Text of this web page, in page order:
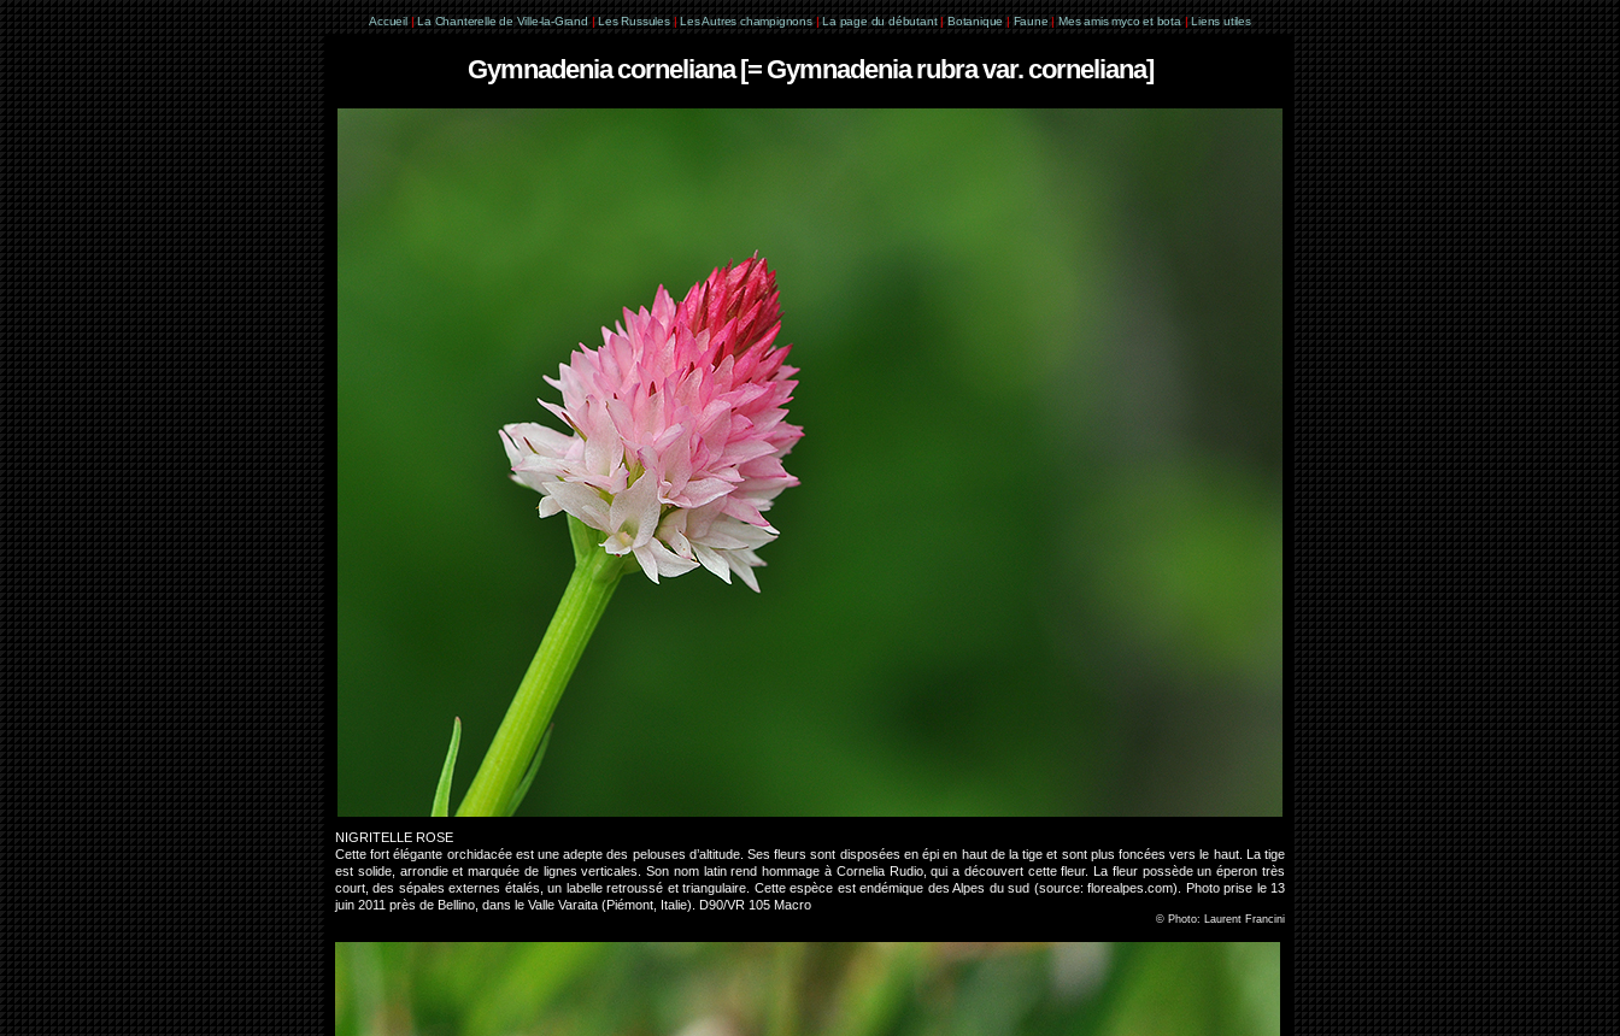
Accueil | La Chanterelle de Ville-la-Grand | Les Russules | Les Autres champignons | La page du débutant | Botanique | Faune | Mes amis myco et bota | Liens utiles
Gymnadenia corneliana [= Gymnadenia rubra var. corneliana]
NIGRITELLE ROSE
Cette fort élégante orchidacée est une adepte des pelouses d’altitude. Ses fleurs sont disposées en épi en haut de la tige et sont plus foncées vers le haut. La tige
est solide, arrondie et marquée de lignes verticales. Son nom latin rend hommage à Cornelia Rudio, qui a découvert cette fleur. La fleur possède un éperon très
court, des sépales externes étalés, un labelle retroussé et triangulaire. Cette espèce est endémique des Alpes du sud (source: florealpes.com). Photo prise le 13
juin 2011 près de Bellino, dans le Valle Varaita (Piémont, Italie). D90/VR 105 Macro
© Photo: Laurent Francini